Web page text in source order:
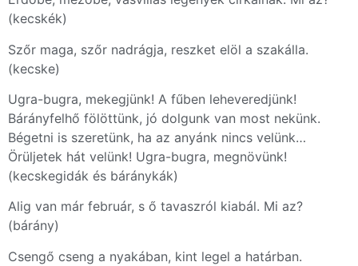
(kecskék)
Szőr maga, szőr nadrágja, reszket elöl a szakálla.
(kecske)
Ugra-bugra, mekegjünk! A fűben leheveredjünk!
Bárányfelhő fölöttünk, jó dolgunk van most nekünk.
Bégetni is szeretünk, ha az anyánk nincs velünk…
Örüljetek hát velünk! Ugra-bugra, megnövünk!
(kecskegidák és báránykák)
Alig van már február, s ő tavaszról kiabál. Mi az?
(bárány)
Csengő cseng a nyakában, kint legel a határban.